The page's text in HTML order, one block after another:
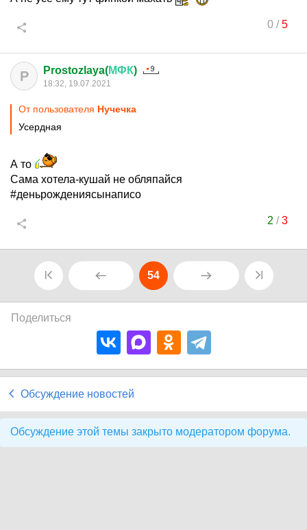
0/5
P Prostozlaya(МФК)
18:32, 19.07.2021
От пользователя Нучечка
Усердная
А то
Сама хотела-кушай не обляпайся
#деньрождениясынаписо
2 /3
54
Поделиться
Обсуждение новостей
Обсуждение этой темы закрыто модератором форума.